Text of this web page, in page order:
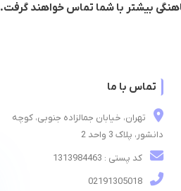
بیشتر با شما تماس خواهند گرفت.
تماس با ما
تهران، خیابان جمالزاده جنوبی، کوچه
دانشور، پلاک 3 واحد 2
کد پستی : 1313984463